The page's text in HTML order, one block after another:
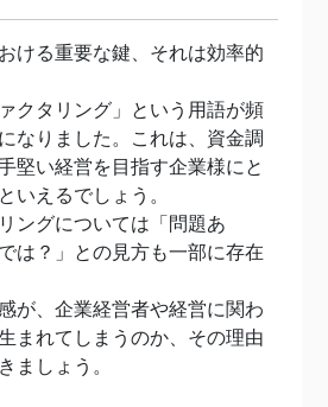
ける重要な鍵、それは効率的
クタリング」という用語が頻
なりました。これは、資金調
堅い経営を目指す企業様にと
いえるでしょう。
ングについては「問題あ
は？」との見方も一部に存在
が、企業経営者や経営に関わ
まれてしまうのか、その理由
ましょう。